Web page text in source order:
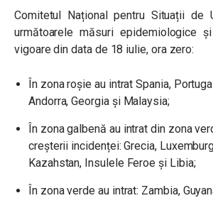
Comitetul Național pentru Situații de
următoarele măsuri epidemiologice
vigoare din data de 18 iulie, ora zero:
În zona roșie au intrat Spania,
Andorra, Georgia și Malaysia;
În zona galbenă au intrat din zona
creșterii incidenței: Grecia,
Kazahstan, Insulele Feroe și Libia;
În zona verde au intrat: Zambia,